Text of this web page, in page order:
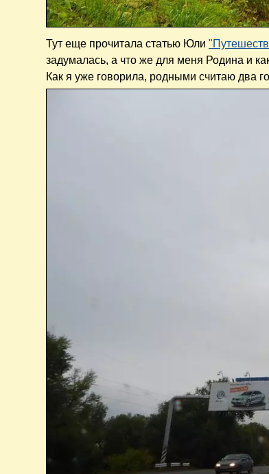
Тут еще прочитала статью Юли
задумалась, а что же для меня Родина и
Как я уже говорила, родными считаю два